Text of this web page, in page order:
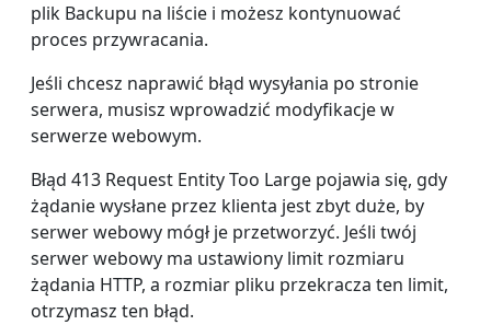
plik Backupu na liście i możesz kontynuować
proces przywracania.
Jeśli chcesz naprawić błąd wysyłania po stronie
serwera, musisz wprowadzić modyfikacje w
serwerze webowym.
Błąd 413 Request Entity Too Large pojawia się, gdy
żądanie wysłane przez klienta jest zbyt duże, by
serwer webowy mógł je przetworzyć. Jeśli twój
serwer webowy ma ustawiony limit rozmiaru
żądania HTTP, a rozmiar pliku przekracza ten limit,
otrzymasz ten błąd.